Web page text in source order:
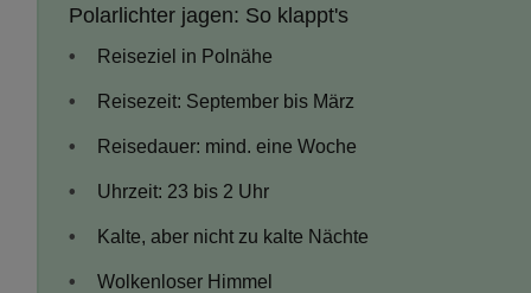
Polarlichter jagen: So klappt's
Reiseziel in Polnähe
Reisezeit: September bis März
Reisedauer: mind. eine Woche
Uhrzeit: 23 bis 2 Uhr
Kalte, aber nicht zu kalte Nächte
Wolkenloser Himmel